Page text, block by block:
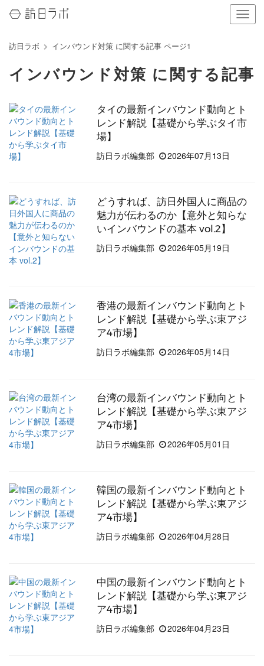
ナ
ビ
ョ
表
示
訪日ラボ インバウンド対策 に関する記事 ページ1
インバウンド対策 に関する記事
タイの最新インバウンド動向とト
レンド解説【基礎から学ぶタイ市
場】
訪日ラボ編集部
2026年07月13日
どうすれば、訪日外国人に商品の
魅力が伝わるのか【意外と知らな
いインバウンドの基本 vol.2】
訪日ラボ編集部
2026年05月19日
香港の最新インバウンド動向とト
レンド解説【基礎から学ぶ東アジ
ア4市場】
訪日ラボ編集部
2026年05月14日
台湾の最新インバウンド動向とト
レンド解説【基礎から学ぶ東アジ
ア4市場】
訪日ラボ編集部
2026年05月01日
韓国の最新インバウンド動向とト
レンド解説【基礎から学ぶ東アジ
ア4市場】
訪日ラボ編集部
2026年04月28日
中国の最新インバウンド動向とト
レンド解説【基礎から学ぶ東アジ
ア4市場】
訪日ラボ編集部
2026年04月23日